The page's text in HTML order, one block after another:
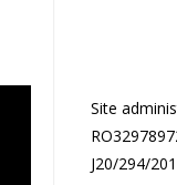
Site
J20/294/